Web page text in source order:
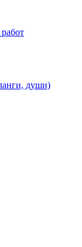
души)